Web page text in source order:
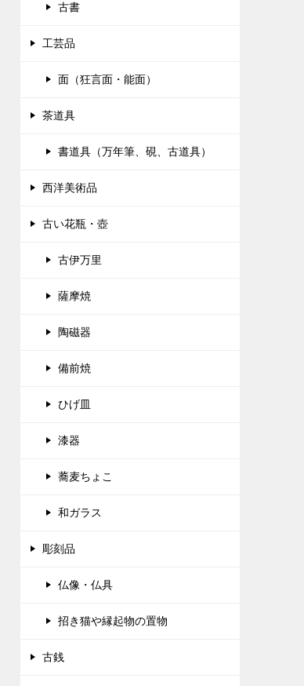
古書
工芸品
面（狂言面・能面）
茶道具
書道具（万年筆、硯、古道具）
西洋美術品
古い花瓶・壺
古伊万里
薩摩焼
陶磁器
備前焼
ひげ皿
漆器
蕎麦ちょこ
和ガラス
彫刻品
仏像・仏具
招き猫や縁起物の置物
古銭